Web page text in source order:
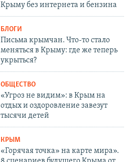
Крыму без интернета и бензина
БЛОГИ
Письма крымчан. Что-то стало
меняться в Крыму: где же теперь
укрыться?
ОБЩЕСТВО
«Угроз не видим»: в Крым на
отдых и оздоровление завезут
тысячи детей
КРЫМ
«Горячая точка» на карте мира».